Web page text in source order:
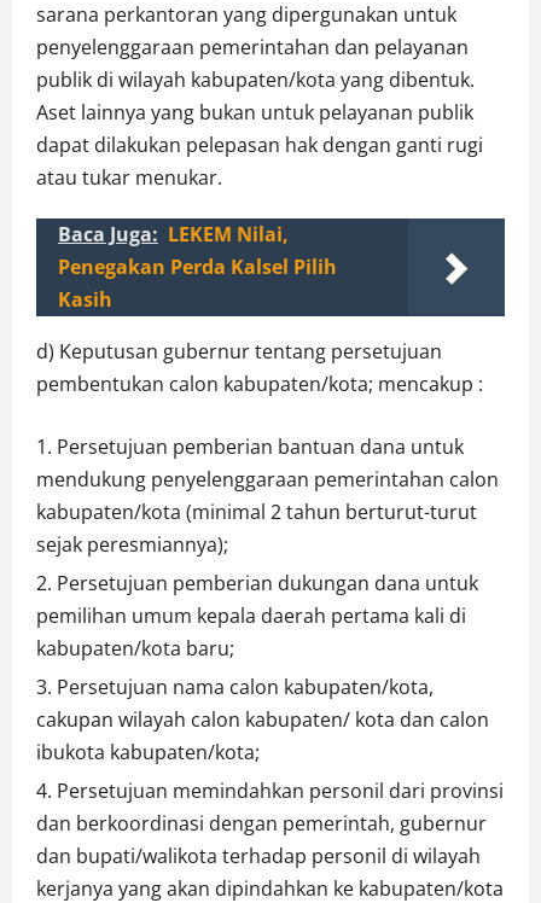
sarana perkantoran yang dipergunakan untuk
penyelenggaraan pemerintahan dan pelayanan
publik di wilayah kabupaten/kota yang dibentuk.
Aset lainnya yang bukan untuk pelayanan publik
dapat dilakukan pelepasan hak dengan ganti rugi
atau tukar menukar.
Baca Juga: LEKEM Nilai,
Penegakan Perda Kalsel Pilih
Kasih
d) Keputusan gubernur tentang persetujuan
pembentukan calon kabupaten/kota; mencakup :
Persetujuan pemberian bantuan dana untuk
mendukung penyelenggaraan pemerintahan calon
kabupaten/kota (minimal 2 tahun berturut-turut
sejak peresmiannya);
Persetujuan pemberian dukungan dana untuk
pemilihan umum kepala daerah pertama kali di
kabupaten/kota baru;
Persetujuan nama calon kabupaten/kota,
cakupan wilayah calon kabupaten/ kota dan calon
ibukota kabupaten/kota;
Persetujuan memindahkan personil dari provinsi
dan berkoordinasi dengan pemerintah, gubernur
dan bupati/walikota terhadap personil di wilayah
kerjanya yang akan dipindahkan ke kabupaten/kota